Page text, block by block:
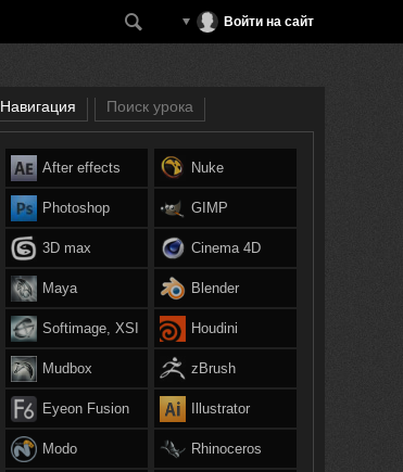
Войти на сайт
Навигация Поиск урока
After effects
Photoshop
3D max
Maya
Softimage, XSI
Mudbox
Eyeon Fusion
Modo
Nuke
GIMP
Cinema 4D
Blender
Houdini
zBrush
Illustrator
Rhinoceros